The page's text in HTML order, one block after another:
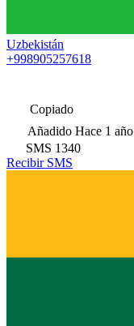
Uzbekistán
+998905257618
Copiado
Añadido Hace 1 año
SMS 1340
Recibir SMS